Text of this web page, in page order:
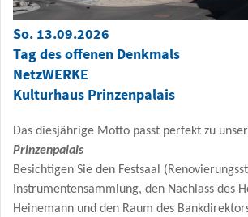
So. 13.09.2026
Tag des offenen Denkmals
NetzWERKE
Kulturhaus Prinzenpalais
Das diesjährige Motto passt perfekt zu
Prinzenpalais
Besichtigen Sie den Festsaal
Instrumentensammlung, den Nachlass des
Heinemann und den Raum des